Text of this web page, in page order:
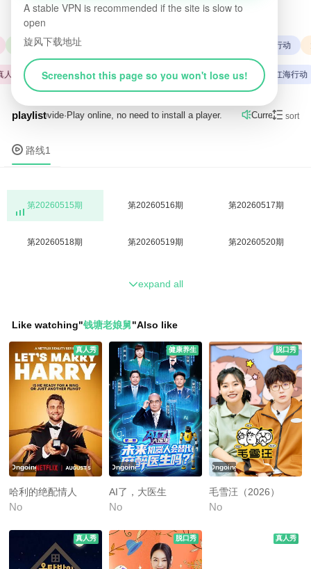
A stable VPN is recommended if the site is slow to
open
旋风下载地址
Screenshot this page so you won't lose us!
2.0 2009 中国大陆 真人秀 大陆综艺 综艺
变形金刚 复仇者联盟 红海行动
秀 火影忍者 大陆综艺 战狼 综艺 变形金刚 红海行动
playlist
路线1provide·Play online, no need to install a player. Current sort
路线1
第20260515期 第20260516期 第20260517期
第20260518期 第20260519期 第20260520期
expand all
Like watching"钱塘老娘舅"Also like
真人秀
Ongoing
哈利的绝配情人
No
健康养生
Ongoing
AI了，大医生
No
脱口秀
Ongoing
毛雪汪（2026）
No
真人秀 脱口秀 真人秀